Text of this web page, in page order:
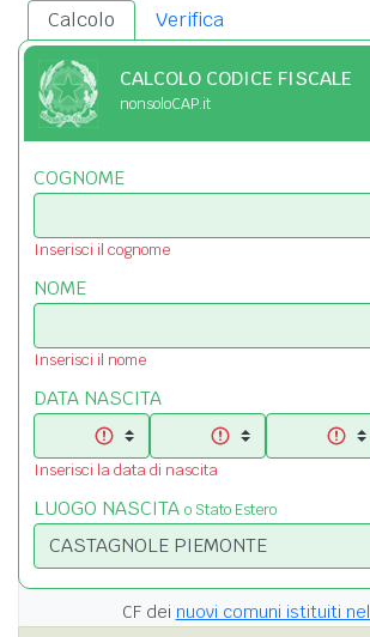
Calcolo Verifica
CALCOLO CODICE FISCALE
nonsoloCAP.it
COGNOME
Inserisci il cognome
NOME
Inserisci il nome
DATA NASCITA
Inserisci la data di nascita
LUOGO NASCITA o Stato Estero
CF dei nuovi comuni istituiti nel